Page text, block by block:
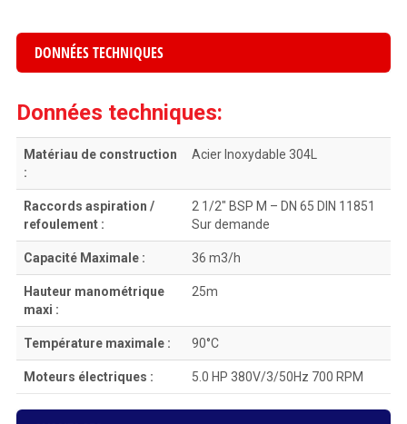
DONNÉES TECHNIQUES
Données techniques:
Matériau de construction
:
Acier Inoxydable 304L
Raccords aspiration /
refoulement :
2 1/2″ BSP M – DN 65 DIN 11851
Sur demande
Capacité Maximale : 36 m3/h
Hauteur manométrique
maxi :
25m
Température maximale : 90°C
Moteurs électriques : 5.0 HP 380V/3/50Hz 700 RPM